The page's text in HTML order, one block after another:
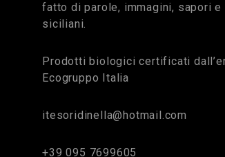
fatto di parole, immagini, sapori
siciliani.
Prodotti biologici certificati
Ecogruppo Italia
itesoridinella@hotmail.com
+39 095 7699605